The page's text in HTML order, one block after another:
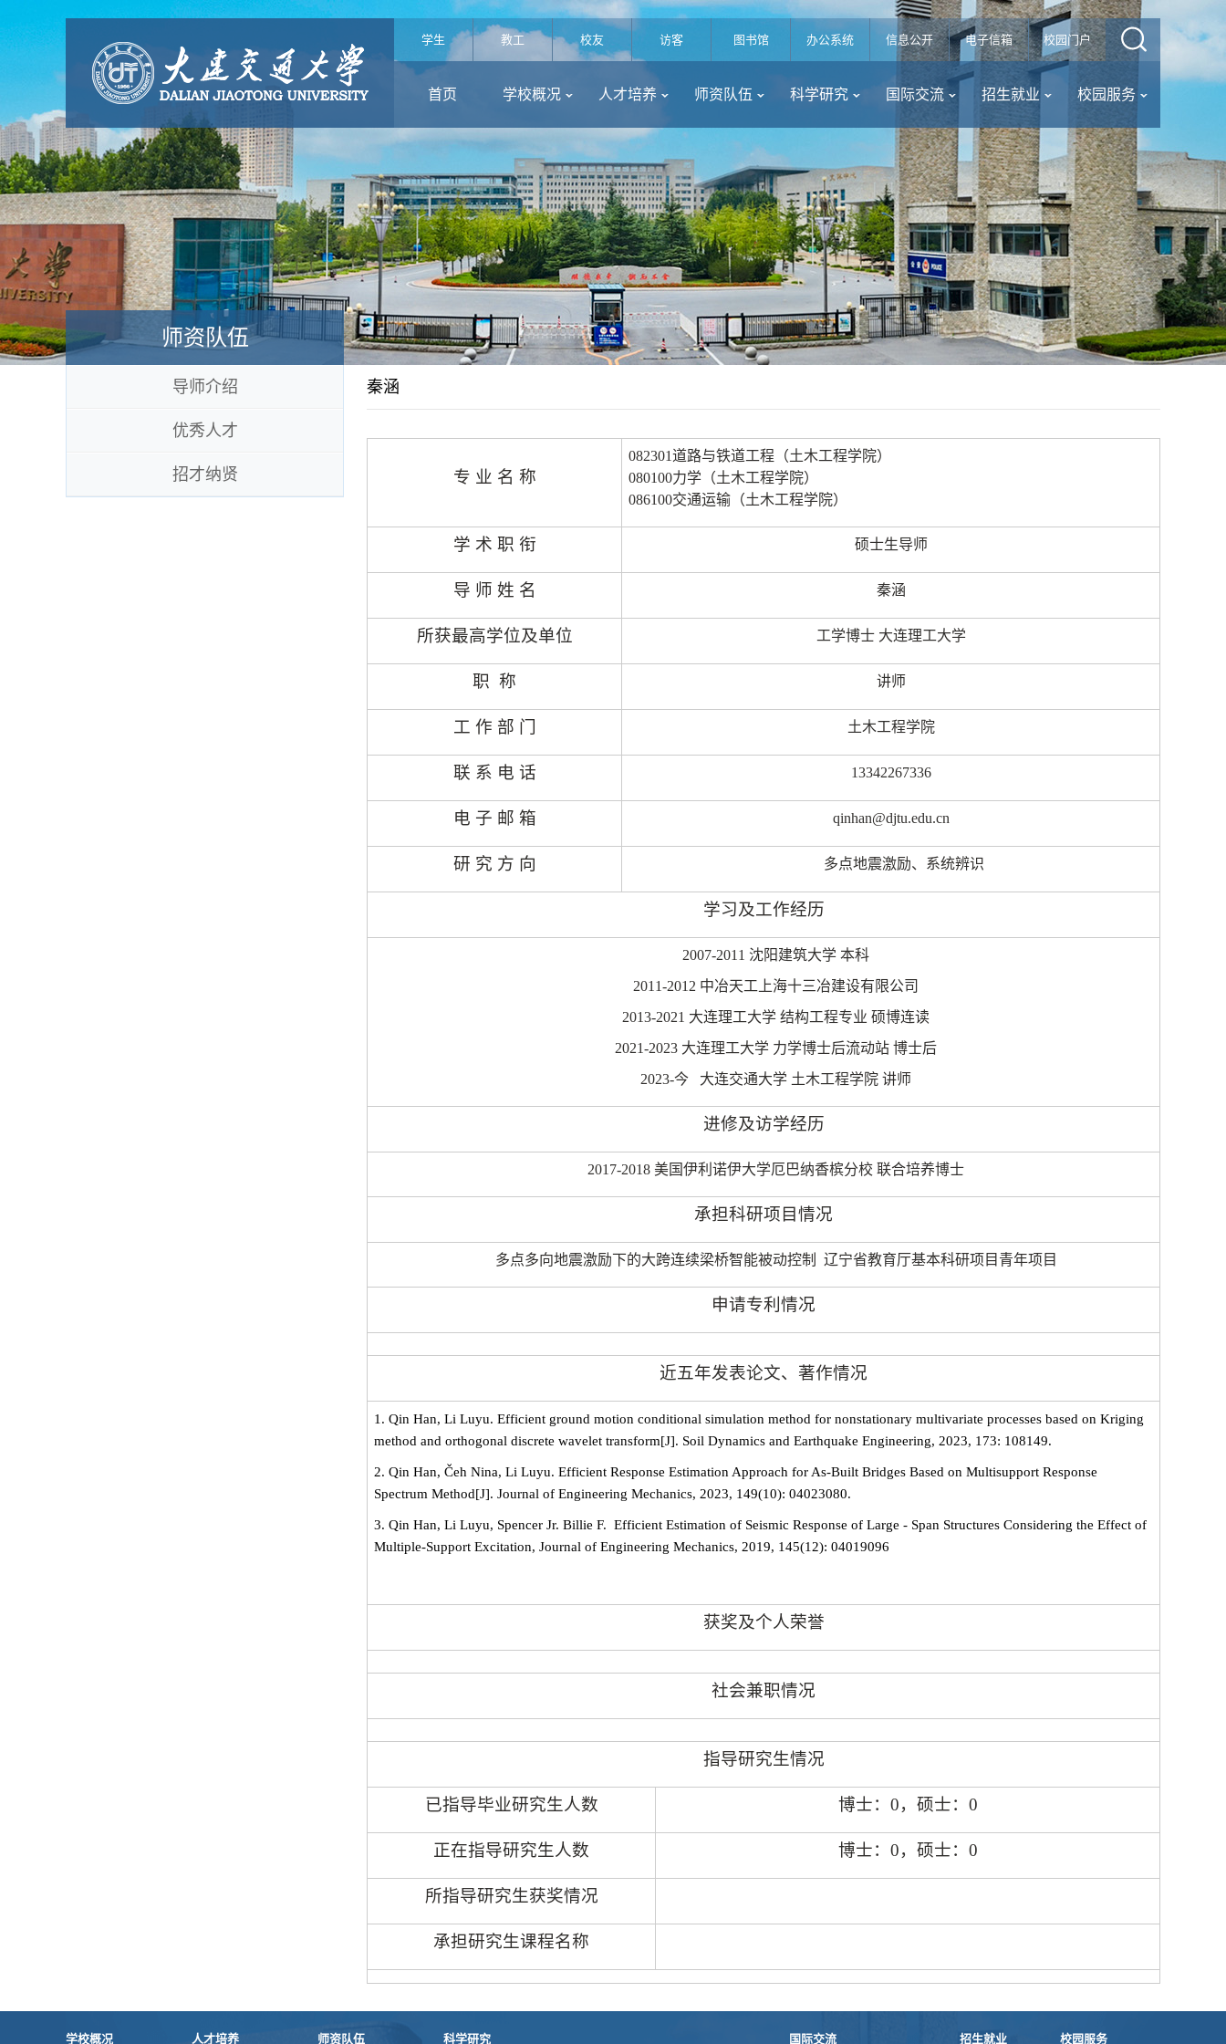
学生 教工 校友 访客 图书馆 办公系统 信息公开 电子信箱 校园门户
首页 学校概况 人才培养 师资队伍 科学研究 国际交流 招生就业 校园服务
师资队伍
导师介绍
优秀人才
招才纳贤
秦涵
专 业 名 称
082301道路与铁道工程（土木工程学院）
080100力学（土木工程学院）
086100交通运输（土木工程学院）
学 术 职 衔 硕士生导师
导 师 姓 名 秦涵
所获最高学位及单位 工学博士 大连理工大学
职 称 讲师
工 作 部 门 土木工程学院
联 系 电 话 13342267336
电 子 邮 箱 qinhan@djtu.edu.cn
研 究 方 向 多点地震激励、系统辨识
学习及工作经历
2007-2011 沈阳建筑大学 本科
2011-2012 中冶天工上海十三冶建设有限公司
2013-2021 大连理工大学 结构工程专业 硕博连读
2021-2023 大连理工大学 力学博士后流动站 博士后
2023-今 大连交通大学 土木工程学院 讲师
进修及访学经历
2017-2018 美国伊利诺伊大学厄巴纳香槟分校 联合培养博士
承担科研项目情况
多点多向地震激励下的大跨连续梁桥智能被动控制 辽宁省教育厅基本科研项目青年项目
申请专利情况
近五年发表论文、著作情况
1. Qin Han, Li Luyu. Efficient ground motion conditional simulation method for nonstationary multivariate processes based on Kriging
method and orthogonal discrete wavelet transform[J]. Soil Dynamics and Earthquake Engineering, 2023, 173: 108149.
2. Qin Han, Čeh Nina, Li Luyu. Efficient Response Estimation Approach for As-Built Bridges Based on Multisupport Response
Spectrum Method[J]. Journal of Engineering Mechanics, 2023, 149(10): 04023080.
3. Qin Han, Li Luyu, Spencer Jr. Billie F. Efficient Estimation of Seismic Response of Large - Span Structures Considering the Effect of
Multiple-Support Excitation, Journal of Engineering Mechanics, 2019, 145(12): 04019096
获奖及个人荣誉
社会兼职情况
指导研究生情况
已指导毕业研究生人数 博士： 0，硕士： 0
正在指导研究生人数 博士： 0，硕士： 0
所指导研究生获奖情况
承担研究生课程名称
学校概况 人才培养 师资队伍 科学研究 国际交流 招生就业 校园服务